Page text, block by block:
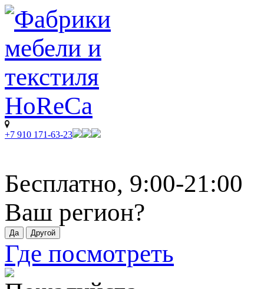
+7 910 171-63-23
Бесплатно, 9:00-21:00
Ваш регион?
Где посмотреть